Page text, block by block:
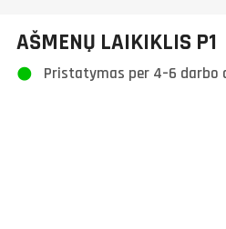
AŠMENŲ LAIKIKLIS P1
Pristatymas per 4–6 darbo